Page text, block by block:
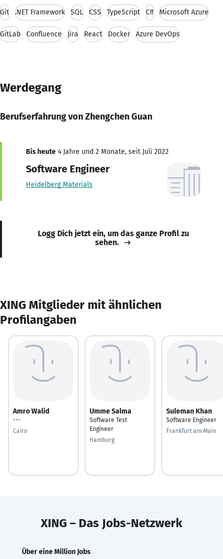
Git .NET Framework SQL CSS TypeScript C# Microsoft Azure
GitLab Confluence Jira React Docker Azure DevOps
Werdegang
Berufserfahrung von Zhengchen Guan
Bis heute 4 Jahre und 2 Monate, seit Juli 2022
Software Engineer
Heidelberg Materials
Logg Dich jetzt ein, um das ganze Profil zu
sehen.
XING Mitglieder mit ähnlichen
Profilangaben
Amro Walid
---
Cairo
Umme Salma
Software Test
Engineer
Hamburg
Suleman Khan
Software Engineer
Frankfurt am Main
XING – Das Jobs-Netzwerk
Über eine Million Jobs